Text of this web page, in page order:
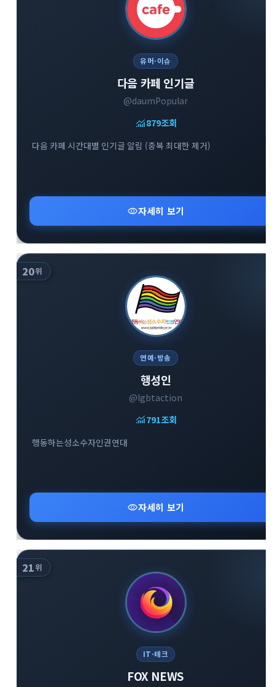
유머·이슈
다음 카페 인기글
@daumPopular
monitoring879조회
다음 카페 시간대별 인기글 알림 (중복 최대한 제거)
visibility자세히 보기
20위
연예·방송
행성인
@lgbtaction
monitoring791조회
행동하는성소수자인권연대
visibility자세히 보기
21위
IT·테크
FOX NEWS